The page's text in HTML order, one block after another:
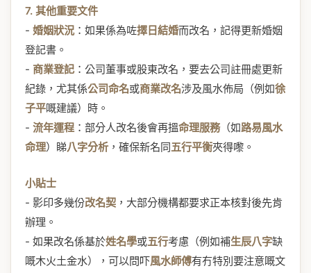
7. 其他重要文件
- 婚姻狀況：如果係為咗擇日結婚而改名，記得更新婚姻
登記書。
- 商業登記 ：公司董事或股東改名，要去公司註冊處更新
紀錄，尤其係公司命名或商業改名涉及風水佈局（例如徐
子平嘅建議）時。
- 流年運程 ：部分人改名後會再搵命理服務（如路易風水
命理）睇八字分析 ，確保新名同五行平衡夾得嚟。
小貼士
- 影印多幾份改名契 ，大部分機構都要求正本核對後先肯
辦理。
- 如果改名係基於姓名學或五行考慮（例如補生辰八字缺
嘅木火土金水），可以問吓風水師傅有冇特別要注意嘅文